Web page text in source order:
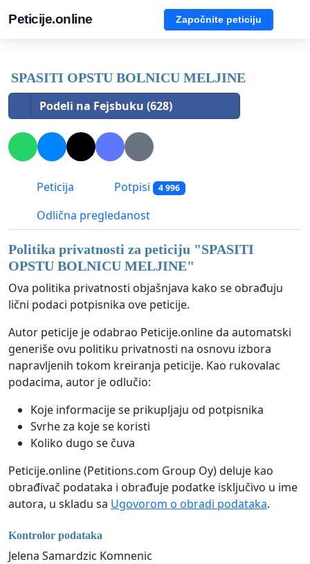
Peticije.online Započnite peticiju
SPASITI OPSTU BOLNICU MELJINE
Podeli na Fejsbuku (628)
Peticija Potpisi 4 996
Odlična pregledanost
Politika privatnosti za peticiju "SPASITI
OPSTU BOLNICU MELJINE"
Ova politika privatnosti objašnjava kako se obrađuju
lični podaci potpisnika ove peticije.
Autor peticije je odabrao Peticije.online da automatski
generiše ovu politiku privatnosti na osnovu izbora
napravljenih tokom kreiranja peticije. Kao rukovalac
podacima, autor je odlučio:
Koje informacije se prikupljaju od potpisnika
Svrhe za koje se koristi
Koliko dugo se čuva
Peticije.online (Petitions.com Group Oy) deluje kao
obrađivač podataka i obrađuje podatke isključivo u ime
autora, u skladu sa Ugovorom o obradi podataka.
Kontrolor podataka
Jelena Samardzic Komnenic